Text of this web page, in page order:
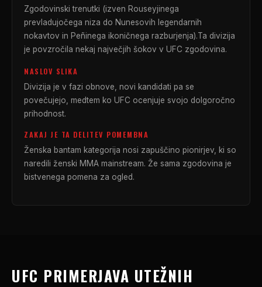
Zgodovinski trenutki (izven Rouseyjinega
prevladujočega niza do Nunesovih legendarnih
nokavtov in Peñinega ikoničnega razburjenja).Ta divizija
je povzročila nekaj največjih šokov v UFC zgodovina.
NASLOV SLIKA
Divizija je v fazi obnove, novi kandidati pa se
povečujejo, medtem ko UFC ocenjuje svojo dolgoročno
prihodnost.
ZAKAJ JE TA DELITEV POMEMBNA
Ženska bantam kategorija nosi zapuščino pionirjev, ki so
naredili ženski MMA mainstream. Že sama zgodovina je
bistvenega pomena za ogled.
UFC PRIMERJAVA UTEŽNIH